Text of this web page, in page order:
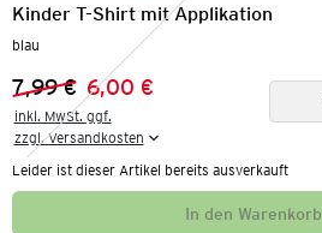
Kinder T-Shirt mit Applikation
blau
Vorheriger Preis:
7,99 €
Neuer Preis:
6,00 €
inkl. MwSt. ggf.
zzgl. Versandkosten
Leider ist dieser Artikel bereits ausverkauft
In den Warenkorb